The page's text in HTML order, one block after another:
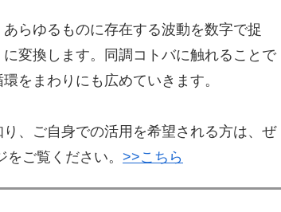
らゆるものに存在する波動を数字で捉
変換します。同調コトバに触れることで
をまわりにも広めていきます。
、ご自身での活用を希望される方は、ぜ
ご覧ください。 >>こちら